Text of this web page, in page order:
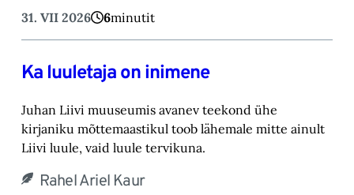
31. VII 2026 6minutit
Ka luuletaja on inimene
Juhan Liivi muuseumis avanev teekond ühe
kirjaniku mõttemaastikul toob lähemale mitte ainult
Liivi luule, vaid luule tervikuna.
Rahel Ariel Kaur